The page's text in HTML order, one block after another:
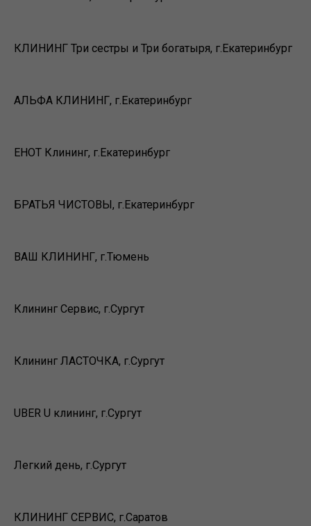
КЛИНИНГ Три сестры и Три богатыря, г.Екатеринбург
АЛЬФА КЛИНИНГ, г.Екатеринбург
ЕНОТ Клининг, г.Екатеринбург
БРАТЬЯ ЧИСТОВЫ, г.Екатеринбург
ВАШ КЛИНИНГ, г.Тюмень
Клининг Сервис, г.Сургут
Клининг ЛАСТОЧКА, г.Сургут
UBER U клининг, г.Сургут
Легкий день, г.Сургут
КЛИНИНГ СЕРВИС, г.Саратов